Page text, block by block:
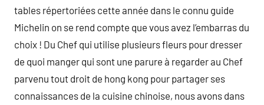
tables répertoriées cette année dans le connu guide
Michelin on se rend compte que vous avez l’embarras du
choix ! Du Chef qui utilise plusieurs fleurs pour dresser
de quoi manger qui sont une parure à regarder au Chef
parvenu tout droit de hong kong pour partager ses
connaissances de la cuisine chinoise, nous avons dans